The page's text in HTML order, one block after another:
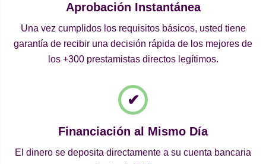
Aprobación Instantánea
Una vez cumplidos los requisitos básicos, usted tiene
garantía de recibir una decisión rápida de los mejores de
los +300 prestamistas directos legítimos.
Financiación al Mismo Día
El dinero se deposita directamente a su cuenta bancaria